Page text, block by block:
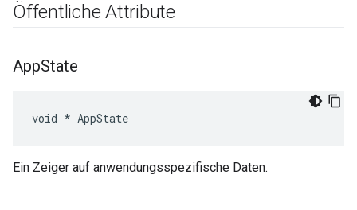
Öffentliche Attribute
AppState
void * AppState
Ein Zeiger auf anwendungsspezifische Daten.